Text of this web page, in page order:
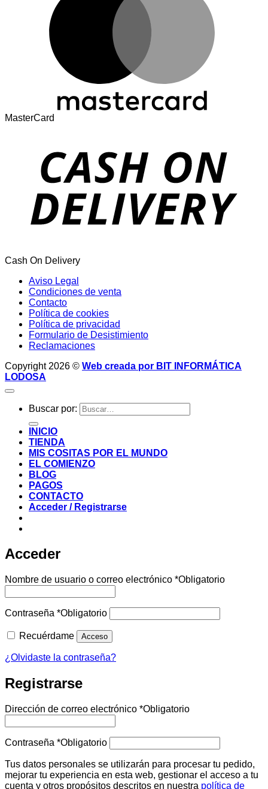
MasterCard
Cash On Delivery
Aviso Legal
Condiciones de venta
Contacto
Política de cookies
Política de privacidad
Formulario de Desistimiento
Reclamaciones
Copyright 2026 © Web creada por BIT INFORMÁTICA
LODOSA
Buscar por:
INICIO
TIENDA
MIS COSITAS POR EL MUNDO
EL COMIENZO
BLOG
PAGOS
CONTACTO
Acceder / Registrarse
Acceder
Nombre de usuario o correo electrónico *Obligatorio
Contraseña *Obligatorio
Recuérdame Acceso
¿Olvidaste la contraseña?
Registrarse
Dirección de correo electrónico *Obligatorio
Contraseña *Obligatorio
Tus datos personales se utilizarán para procesar tu pedido,
mejorar tu experiencia en esta web, gestionar el acceso a tu
cuenta y otros propósitos descritos en nuestra política de